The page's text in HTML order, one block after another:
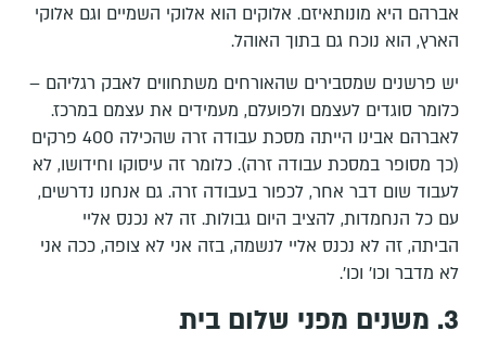
אברהם היא מונותאיזם. אלוקים הוא אלוקי השמיים וגם אלוקי
הארץ, הוא נוכח גם בתוך האוהל.
יש פרשנים שמסבירים שהאורחים משתחווים לאבק רגליהם –
כלומר סוגדים לעצמם ולפועלם, מעמידים את עצמם במרכז.
לאברהם אבינו הייתה מסכת עבודה זרה שהכילה 400 פרקים
(כך מסופר במסכת עבודה זרה). כלומר זה עיסוקו וחידושו, לא
לעבוד שום דבר אחר, לכפור בעבודה זרה. גם אנחנו נדרשים,
עם כל הנחמדות, להציב היום גבולות. זה לא נכנס אליי
הביתה, זה לא נכנס אליי לנשמה, בזה אני לא צופה, ככה אני
לא מדבר וכו' וכו'.
3. משנים מפני שלום בית